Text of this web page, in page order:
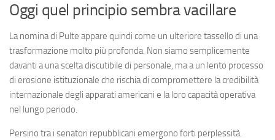
Oggi quel principio sembra vacillare
La nomina di Pulte appare quindi come un ulteriore tassello di una
trasformazione molto più profonda. Non siamo semplicemente
davanti a una scelta discutibile di personale, ma a un lento processo
di erosione istituzionale che rischia di compromettere la credibilità
internazionale degli apparati americani e la loro capacità operativa
nel lungo periodo.
Persino tra i senatori repubblicani emergono forti perplessità.